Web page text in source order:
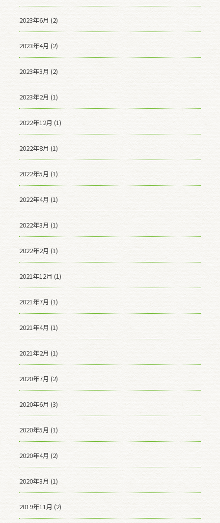
2023年6月 (2)
2023年4月 (2)
2023年3月 (2)
2023年2月 (1)
2022年12月 (1)
2022年8月 (1)
2022年5月 (1)
2022年4月 (1)
2022年3月 (1)
2022年2月 (1)
2021年12月 (1)
2021年7月 (1)
2021年4月 (1)
2021年2月 (1)
2020年7月 (2)
2020年6月 (3)
2020年5月 (1)
2020年4月 (2)
2020年3月 (1)
2019年11月 (2)